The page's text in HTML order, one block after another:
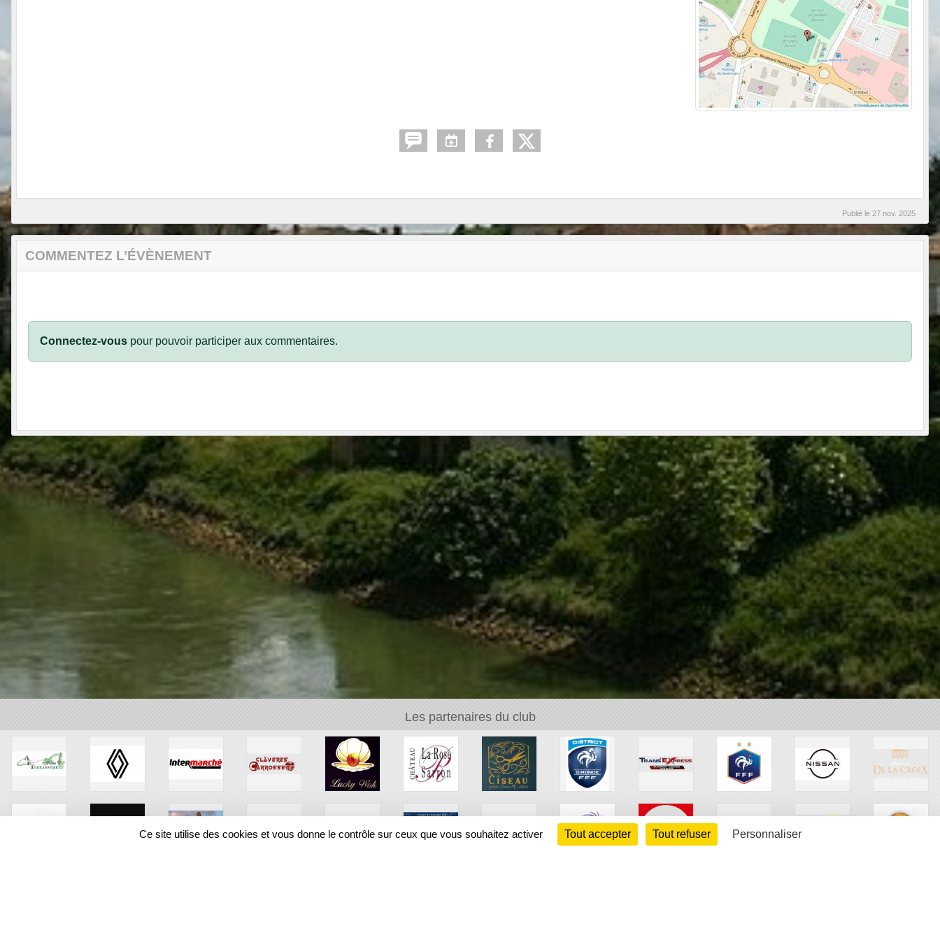
Publié le 27 nov. 2025
COMMENTEZ L’ÉVÈNEMENT
Connectez-vous pour pouvoir participer aux commentaires.
Les partenaires du club
Ce site utilise des cookies et vous donne le contrôle sur ceux que vous souhaitez activer Tout accepter Tout refuser Personnaliser